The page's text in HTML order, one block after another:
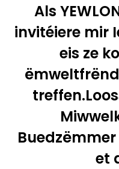
Als
invitéiere mir
eis ze
et